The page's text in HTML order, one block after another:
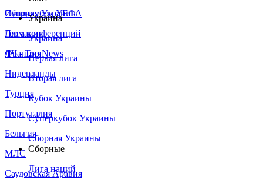
Сборная Украины
Италия
Германия
Франция
Нидерланды
Турция
Португалия
Бельгия
МЛС
Саудовская Аравия
Суперкубок УЕФА
Лига конференций
ЛЧ - Top News
Украина
Украина
Первая лига
Вторая лига
Кубок Украины
Суперкубок Украины
Сборная Украины
Сборные
Лига наций